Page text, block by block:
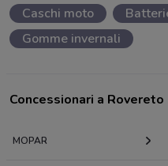
Caschi moto
Gomme invernali
Concessionari a Rovereto
MOPAR